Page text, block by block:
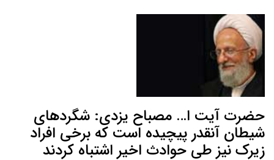
حضرت آیت ا… مصباح یزدی: شگردهای
شیطان آنقدر پیچیده است که برخی افراد
زیرک نیز طی حوادث اخیر اشتباه کردند